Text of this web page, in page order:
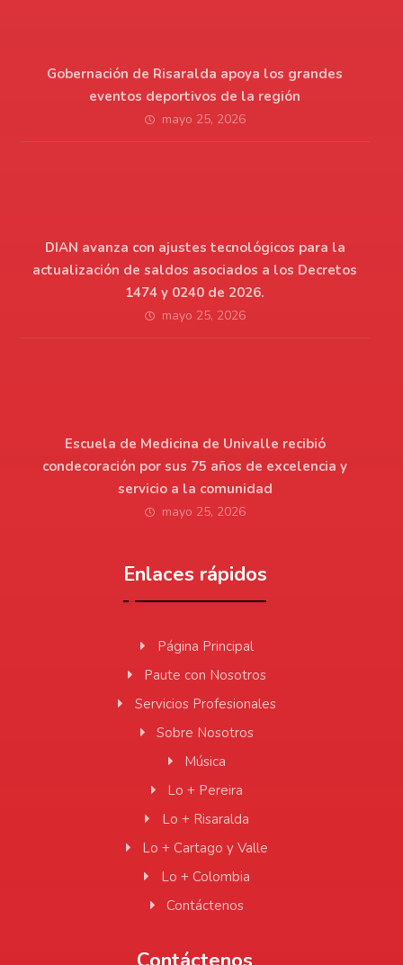
Gobernación de Risaralda apoya los grandes
eventos deportivos de la región
mayo 25, 2026
DIAN avanza con ajustes tecnológicos para la
actualización de saldos asociados a los Decretos
1474 y 0240 de 2026.
mayo 25, 2026
Escuela de Medicina de Univalle recibió
condecoración por sus 75 años de excelencia y
servicio a la comunidad
mayo 25, 2026
Enlaces rápidos
Página Principal
Paute con Nosotros
Servicios Profesionales
Sobre Nosotros
Música
Lo + Pereira
Lo + Risaralda
Lo + Cartago y Valle
Lo + Colombia
Contáctenos